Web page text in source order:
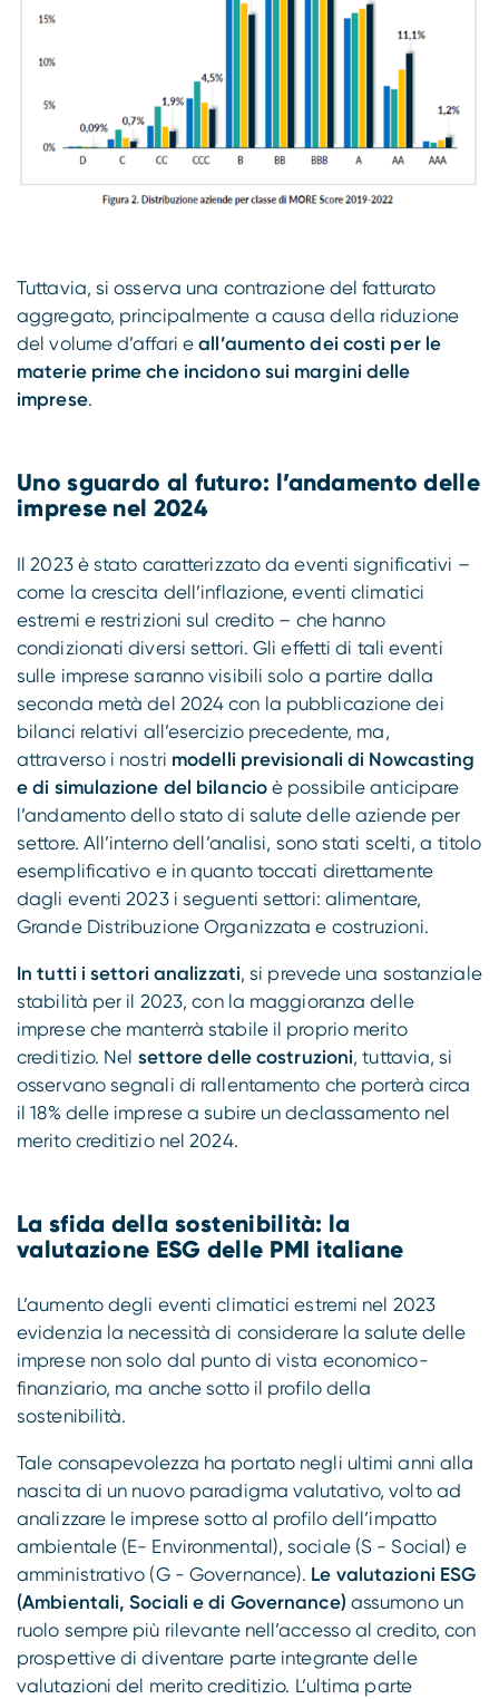
Tuttavia, si osserva una contrazione del fatturato
aggregato, principalmente a causa della riduzione
del volume d’affari eall’aumento dei costi per le
materie prime che incidono sui margini delle
imprese.
Uno sguardo al futuro: l’andamento delle
imprese nel 2024
Il 2023 è stato caratterizzato da eventi significativi –
come la crescita dell’inflazione, eventi climatici
estremi e restrizioni sul credito – che hanno
condizionati diversi settori. Gli effetti di tali eventi
sulle imprese saranno visibili solo a partire dalla
seconda metà del 2024 con la pubblicazione dei
bilanci relativi all’esercizio precedente, ma,
attraverso i nostri modelli previsionali di Nowcasting
e di simulazione del bilancioè possibile anticipare
l’andamento dello stato di salute delle aziende per
settore. All’interno dell’analisi, sono stati scelti, a titolo
esemplificativo e in quanto toccati direttamente
dagli eventi 2023 i seguenti settori: alimentare,
Grande Distribuzione Organizzata e costruzioni.
In tutti i settori analizzati, si prevede una sostanziale
stabilità per il 2023, con la maggioranza delle
imprese che manterrà stabile il proprio merito
creditizio. Nel settore delle costruzioni, tuttavia, si
osservano segnali di rallentamento che porterà circa
il 18% delle imprese a subire un declassamento nel
merito creditizio nel 2024.
La sfida della sostenibilità: la
valutazione ESG delle PMI italiane
L’aumento degli eventi climatici estremi nel 2023
evidenzia la necessità di considerare la salute delle
imprese non solo dal punto di vista economico-
finanziario, ma anche sotto il profilo della
sostenibilità.
Tale consapevolezza ha portato negli ultimi anni alla
nascita di un nuovo paradigma valutativo, volto ad
analizzare le imprese sotto al profilo dell’impatto
ambientale (E- Environmental), sociale (S - Social) e
amministrativo (G - Governance). Le valutazioni ESG
(Ambientali, Sociali e di Governance) assumono un
ruolo sempre più rilevante nell’accesso al credito, con
prospettive di diventare parte integrante delle
valutazioni del merito creditizio. L’ultima parte